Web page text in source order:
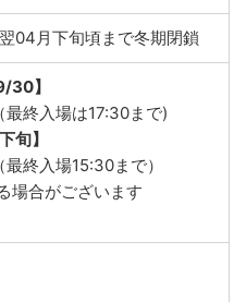
04月下旬頃まで冬期閉鎖
30】
終入場は17:30まで)
旬】
終入場15:30まで）
場合がございます